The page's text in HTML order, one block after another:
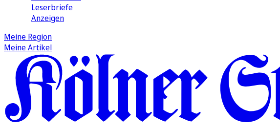
Leserbriefe
Anzeigen
Meine Region
Meine Artikel